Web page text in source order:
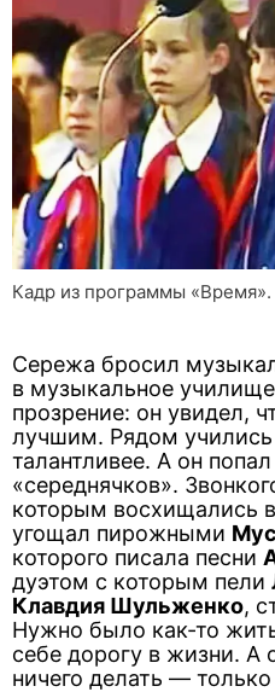
Кадр из программы
Сережа бросил
в музыкальное
прозрение: он увидел,
лучшим. Рядом учились
талантливее. А он
«середнячков».
которым восхищались
угощал пирожными
которого писала песни
дуэтом с которым пели
Клавдия Шульженко,
Нужно было как-то
себе дорогу в жизни. А
ничего делать — только